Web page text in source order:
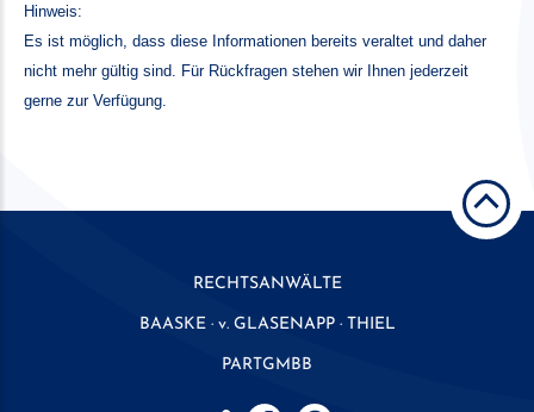
Hinweis:
Es ist möglich, dass diese Informationen bereits veraltet und daher
nicht mehr gültig sind. Für Rückfragen stehen wir Ihnen jederzeit
gerne zur Verfügung.
RECHTSANWÄLTE
BAASKE · v. GLASENAPP · THIEL
PARTGMBB